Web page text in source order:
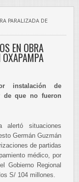
PARALIZADA DE
EN OBRA
instalación de
de que no fueron
alertó situaciones
Germán Guzmán
de partidas
médico, por
Gobierno Regional
S/ 104 millones.